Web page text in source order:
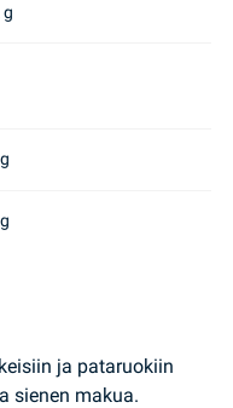
g
ja pataruokiin
sienen makua.